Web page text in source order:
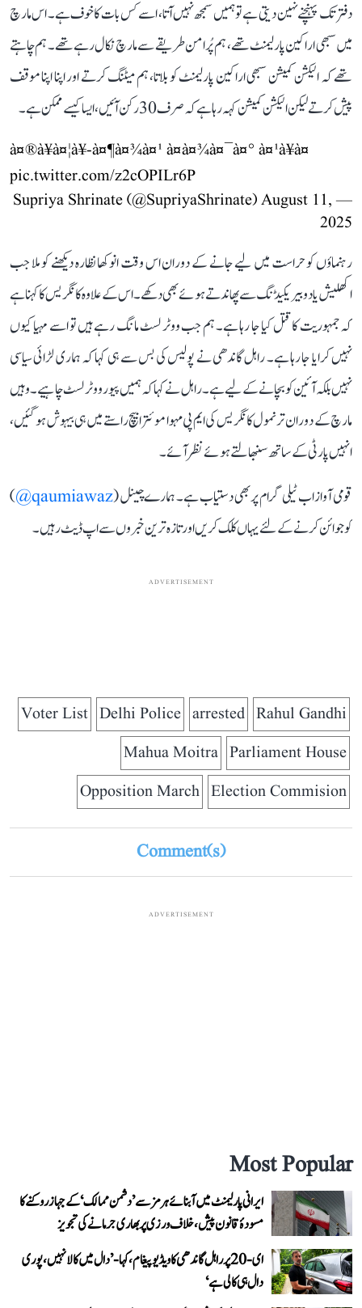
دفتر تک پہنچنے نہین دیتی ہے تو ہمیں سمجھ نہیں آتا، اسے کس بات کا خوف ہے۔ اس مارچ
میں سبھی اراکین پارلیمنٹ تھے، ہم پُرامن طریقے سے مارچ نکال رہے تھے۔ ہم چاہتے
تھے کہ الیکشن کمیشن سبھی اراکین پارلیمنٹ کو بلاتا، ہم میٹنگ کرتے اور اپنا اپنا موقف
پیش کرتے لیکن الیکشن کمیشن کہہ رہا ہے کہ صرف 30 رکن آئیں، ایسا کیسے ممکن ہے۔
à¤®à¥à¤¦à¥-à¤¶à¤¾à¤¹ à¤à¤¾à¤¯à¤° à¤¹à¥à¤
pic.twitter.com/z2cOPILr6P
— Supriya Shrinate (@SupriyaShrinate)
August 11,
2025
رہنماؤں کو حراست میں لیے جانے کے دوران اس وقت انوکھا نظارہ دیکھنے کو ملا جب
اکھلیش یادو بیریکیڈنگ سے پھاندتے ہوئے بھی دکھے۔ اس کے علاوہ کانگریس کا کہنا ہے
کہ جمہوریت کا قتل کیا جا رہا ہے۔ ہم جب ووٹر لسٹ مانگ رہے ہیں تو اسے مہیا کیوں
نہیں کرایا جا رہا ہے۔ راہل گاندھی نے پولیس کی بس سے ہی کہا کہ ہماری لڑائی سیاسی
نہیں بلکہ آئین کو بچانے کے لیے ہے۔ راہل نے کہا کہ ہمیں پیور ووٹر لسٹ چاہیے۔ وہیں
مارچ کے دوران ترنمول کانگریس کی ایم پی مہوا موئترا بیچ راستے میں ہی بیہوش ہو گئیں،
انہیں پارٹی کے ساتھ سنبھالتے ہوئے نظر آئے۔
قومی آواز اب ٹیلی گرام پر بھی دستیاب ہے۔ ہمارے چینل (qaumiawaz@
)
کو جوائن کرنے کے لئے یہاں کلک کریں اور تازہ ترین خبروں سے اپ ڈیٹ رہیں۔
ADVERTISEMENT
Rahul Gandhi
arrested
Delhi Police
Voter List
Parliament House
Mahua Moitra
Election Commision
Opposition March
Comment(s)
ADVERTISEMENT
Most Popular
ایرانی پارلیمنٹ میں آبنائے ہرمز سے ’دشمن ممالک‘ کے جہاز روکنے کا
مسودۂ قانون پیش، خلاف ورزی پر بھاری جرمانے کی تجویز
ای-20 پر راہل گاندھی کا ویڈیو پیغام، کہا- ’دال میں کالا نہیں، پوری
دال ہی کالی ہے‘